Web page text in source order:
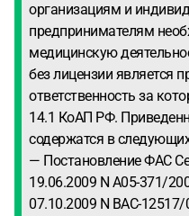
организациям и
предпринимателям
медицинскую
без лицензии является
ответственность за
14.1 КоАП РФ.
содержатся в
— Постановление ФАС
19.06.2009 N А05-371/
07.10.2009 N ВАС-12517/